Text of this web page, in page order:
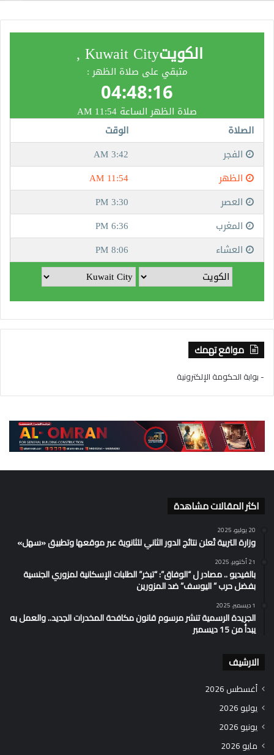
مواقع تهمك
- بوابة الحكومة الإلكترونية
اكثر المقالات مشاهدة
20 يوليو، 2025
وزارة التربية تُعلن نتائج الدور الثاني للثانوية عبر موقعها وتطبيق «سهل»
21 أكتوبر، 2025
بالفيديو .. مصادر ل “الوفاق”: “تبخر” الطلبات الإسكانية لمزوري الجنسية
بفضل حرب ” اليوسف” ضد المزورين
1 ديسمبر، 2025
الجريدة الرسمية تنشر مرسوم قانون مكافحة المخدرات الجديد.. والعمل به
يبدأ من 15 ديسمبر
الارشيف
أغسطس 2026
يوليو 2026
يونيو 2026
مايو 2026